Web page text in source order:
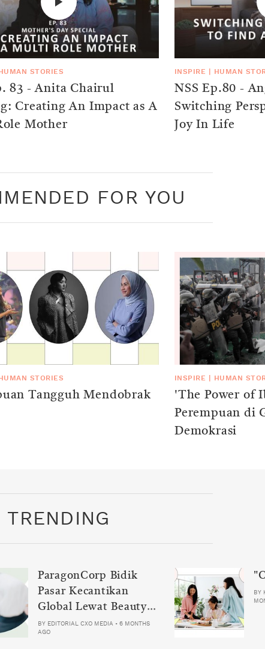
STORIES
83 - Anita Chairul
Creating An Impact as A
Mother
INSPIRE HUMAN
NSS Ep.80 -
Switching
Joy In Life
FOR YOU
STORIES
Tangguh Mendobrak
INSPIRE HUMAN
'The Power of
Perempuan di
Demokrasi
TRENDING
ParagonCorp Bidik
Pasar Kecantikan
Global Lewat Beauty
Science Tech 2026
BY EDITORIAL CXO MEDIA • 6 MONTHS
AGO
BY